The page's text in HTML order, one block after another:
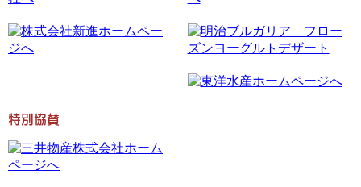
特別協賛